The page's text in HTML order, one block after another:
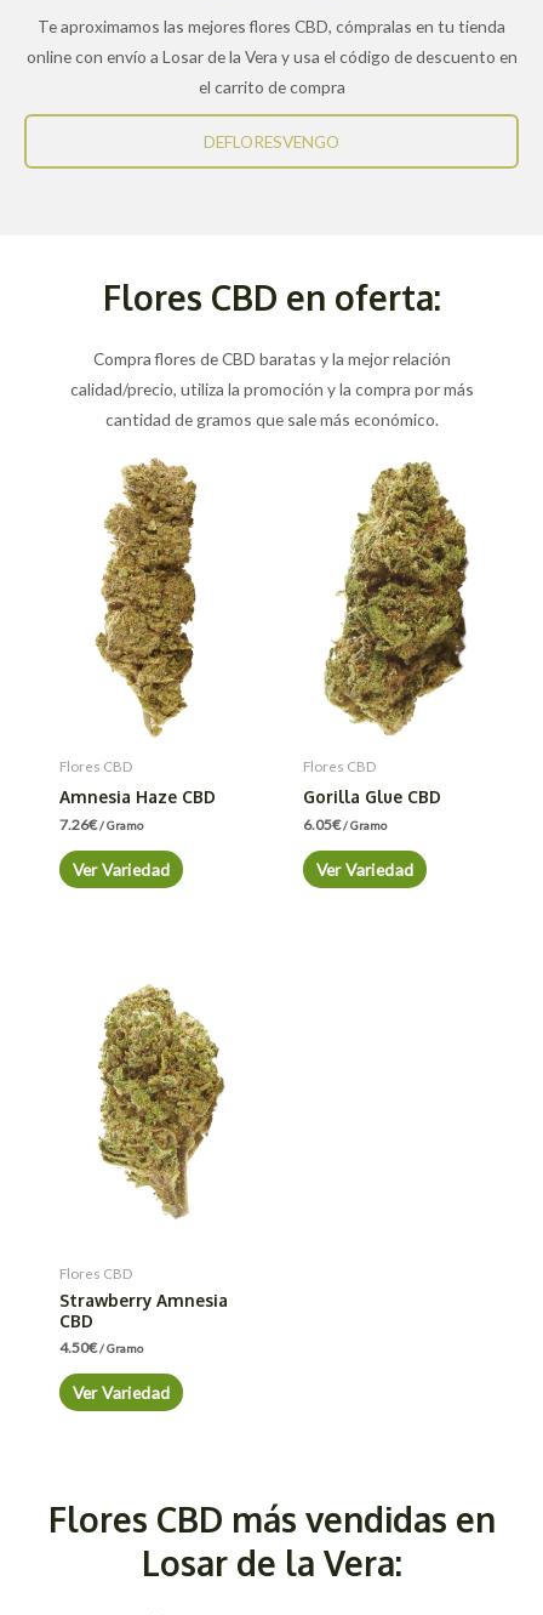
Te aproximamos las mejores flores CBD, cómpralas en tu tienda
online con envío a Losar de la Vera y usa el código de descuento en
el carrito de compra
DEFLORESVENGO
Flores CBD en oferta:
Compra flores de CBD baratas y la mejor relación
calidad/precio, utiliza la promoción y la compra por más
cantidad de gramos que sale más económico.
Flores CBD
Amnesia Haze CBD
7.26€/ Gramo
Ver Variedad
Flores CBD
Gorilla Glue CBD
6.05€/ Gramo
Ver Variedad
Flores CBD
Strawberry Amnesia
CBD
4.50€/ Gramo
Ver Variedad
Flores CBD más vendidas en
Losar de la Vera: